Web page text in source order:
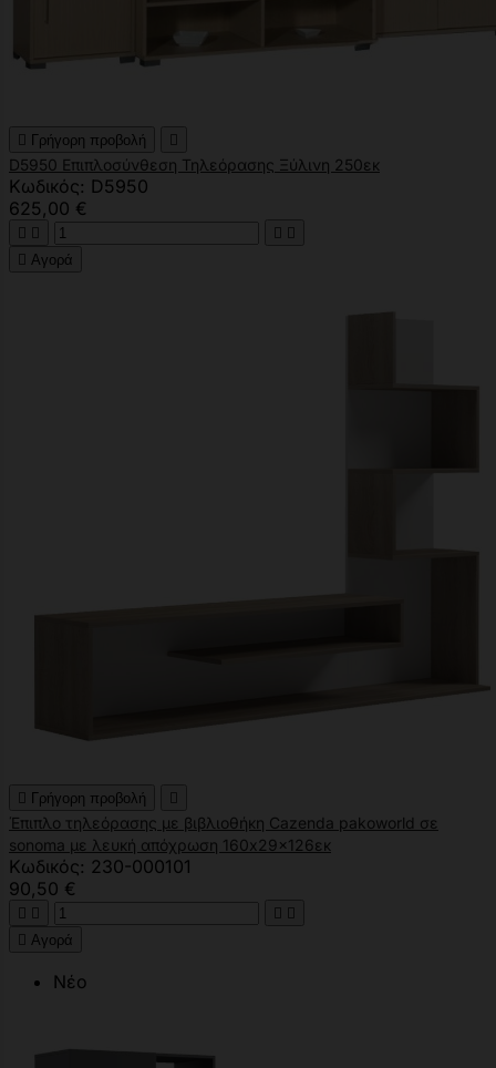
 Γρήγορη προβολή 
D5950 Επιπλοσύνθεση Τηλεόρασης Ξύλινη 250εκ
Κωδικός: D5950
625,00 €
   
 Αγορά
 Γρήγορη προβολή 
Έπιπλο τηλεόρασης με βιβλιοθήκη Cazenda pakoworld σε
sonoma με λευκή απόχρωση 160x29x126εκ
Κωδικός: 230-000101
90,50 €
   
 Αγορά
Νέο